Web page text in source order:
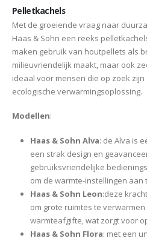
Pelletkachels
Met de groeiende vraag naar
Haas & Sohn een reeks
maken gebruik van houtpellets als
milieuvriendelijk maakt, maar ook
ideaal voor mensen die op zoek
ecologische verwarmingsoplossing.
Modellen:
Haas & Sohn Alva: de Alva is
een strak design en
gebruiksvriendelijke
om de warmte-instellingen aan
Haas & Sohn Leon:deze
om grote ruimtes te
warmteafgifte, wat zorgt voor
Haas & Sohn Flora: met een